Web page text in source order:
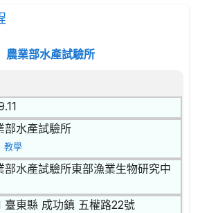
農業部水產試驗所
部水產試驗所
教學
部水產試驗所東部漁業生物研究中
臺東縣 成功鎮 五權路22號